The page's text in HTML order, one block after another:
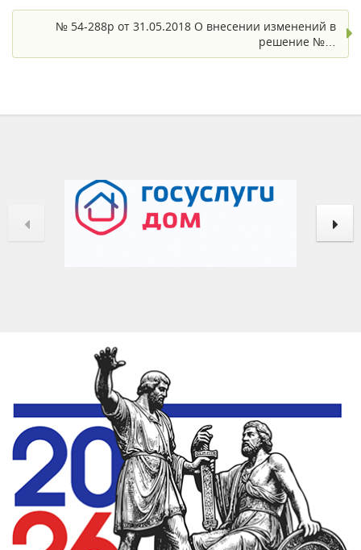
№ 54-288р от 31.05.2018 О внесении изменений в
решение №…